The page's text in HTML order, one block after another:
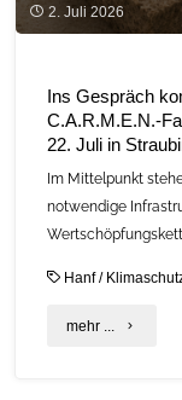
2. Juli 2026
Ins Gespräch
C.A.R.M.E.N.-
22. Juli in
Im Mittelpunkt
notwendige
Hanf/
mehr ... "Ins